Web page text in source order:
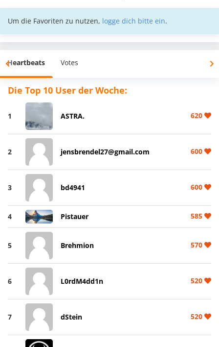
Um die Favoriten zu nutzen, logge dich bitte ein.
Heartbeats Votes
Die Top 10 User der Woche:
1 ASTRA. 620
2 jensbrendel27@gmail.com 600
3 bd4941 600
4 Pistauer 585
5 Brehmion 570
6 L0rdM4dd1n 520
7 dStein 520